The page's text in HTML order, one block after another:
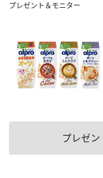
プレゼント＆モニター
プレゼ